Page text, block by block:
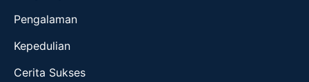
Pengalaman
Kepedulian
Cerita Sukses